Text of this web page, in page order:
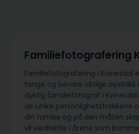
Familiefotografering
Familiefotografering i Kvinesdal
fange og bevare viktige øyeblikk
dyktig familiefotograf i
de unike personlighetstrekkene
din familie og på den måten
vil verdsette i årene som